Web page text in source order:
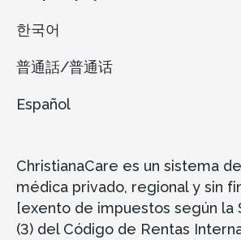
한국어
普通話/普通话
Español
ChristianaCare es un sistema
médica privado, regional y sin
[exento de impuestos según la
(3) del Código de Rentas